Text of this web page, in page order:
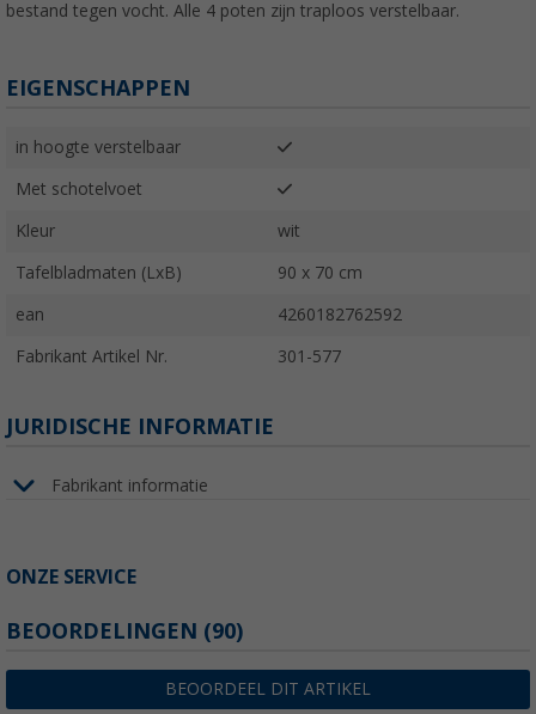
bestand tegen vocht. Alle 4 poten zijn traploos verstelbaar.
EIGENSCHAPPEN
in hoogte verstelbaar
Met schotelvoet
Kleur wit
Tafelbladmaten (LxB) 90 x 70 cm
ean 4260182762592
Fabrikant Artikel Nr. 301-577
JURIDISCHE INFORMATIE
Fabrikant informatie
ONZE SERVICE
BEOORDELINGEN (90)
BEOORDEEL DIT ARTIKEL